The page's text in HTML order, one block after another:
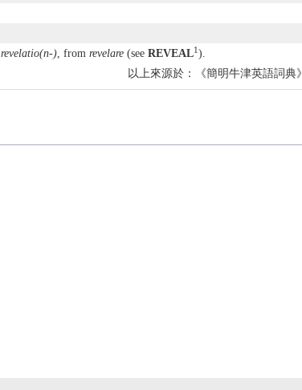
revelatio(n-), from revelare(see REVEAL1 ).
以上來源於：《簡明牛津英語詞典》